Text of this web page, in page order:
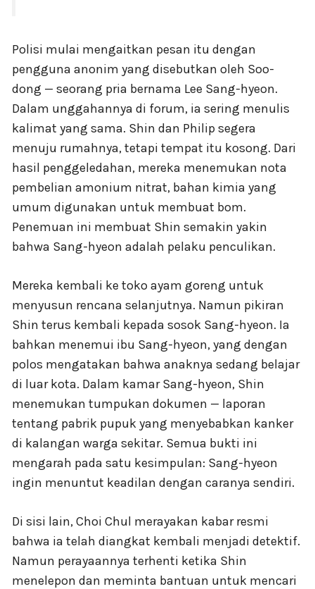
Polisi mulai mengaitkan pesan itu dengan
pengguna anonim yang disebutkan oleh Soo-
dong — seorang pria bernama Lee Sang-hyeon.
Dalam unggahannya di forum, ia sering menulis
kalimat yang sama. Shin dan Philip segera
menuju rumahnya, tetapi tempat itu kosong. Dari
hasil penggeledahan, mereka menemukan nota
pembelian amonium nitrat, bahan kimia yang
umum digunakan untuk membuat bom.
Penemuan ini membuat Shin semakin yakin
bahwa Sang-hyeon adalah pelaku penculikan.
Mereka kembali ke toko ayam goreng untuk
menyusun rencana selanjutnya. Namun pikiran
Shin terus kembali kepada sosok Sang-hyeon. Ia
bahkan menemui ibu Sang-hyeon, yang dengan
polos mengatakan bahwa anaknya sedang belajar
di luar kota. Dalam kamar Sang-hyeon, Shin
menemukan tumpukan dokumen — laporan
tentang pabrik pupuk yang menyebabkan kanker
di kalangan warga sekitar. Semua bukti ini
mengarah pada satu kesimpulan: Sang-hyeon
ingin menuntut keadilan dengan caranya sendiri.
Di sisi lain, Choi Chul merayakan kabar resmi
bahwa ia telah diangkat kembali menjadi detektif.
Namun perayaannya terhenti ketika Shin
menelepon dan meminta bantuan untuk mencari